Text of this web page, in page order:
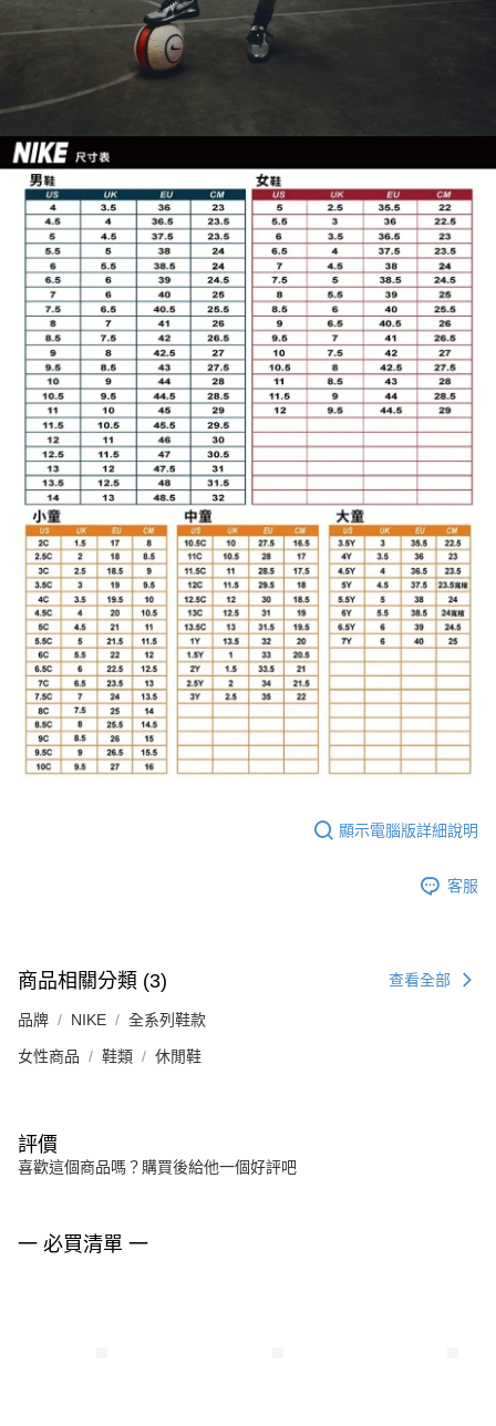
顯示電腦版詳細說明
客服
商品相關分類 (3) 查看全部
品牌 NIKE 全系列鞋款
女性商品 鞋類 休閒鞋
評價
喜歡這個商品嗎？購買後給他一個好評吧
一 必買清單 一